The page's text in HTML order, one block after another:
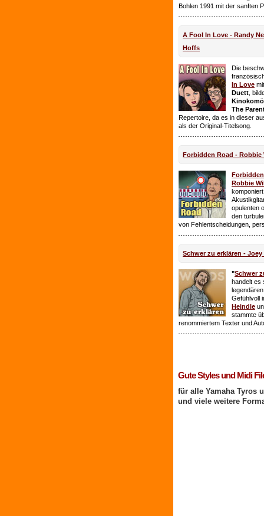
Bohlen 1991 mit der sanften
A Fool In Love - Randy
Hoffs
Die
In Love
Duett ,
The
Repertoire, da es in dieser
als der Original-Titelsong.
Forbidden Road - Robbie
Robbie
opulenten
den
von Fehlentscheidungen,
Schwer zu erklären - Joey
"Schwer
handelt es
Gefühlvoll
Heindle
stammte
renommiertem Texter und
Gute Styles und Midi
für alle Yamaha Tyros
und viele weitere